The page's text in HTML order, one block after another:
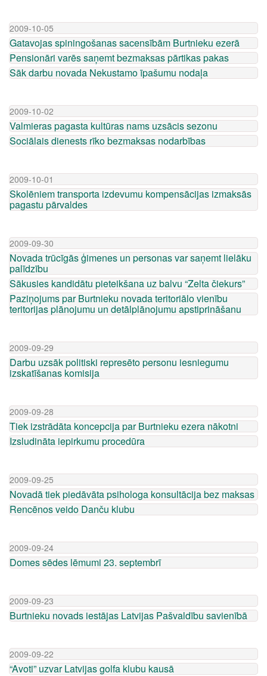
2009-10-05
Gatavojas spiningošanas sacensībām Burtnieku ezerā
Pensionāri varēs saņemt bezmaksas pārtikas pakas
Sāk darbu novada Nekustamo īpašumu nodaļa
2009-10-02
Valmieras pagasta kultūras nams uzsācis sezonu
Sociālais dienests rīko bezmaksas nodarbības
2009-10-01
Skolēniem transporta izdevumu kompensācijas izmaksās
pagastu pārvaldes
2009-09-30
Novada trūcīgās ģimenes un personas var saņemt lielāku
palīdzību
Sākusies kandidātu pieteikšana uz balvu “Zelta čiekurs”
Paziņojums par Burtnieku novada teritoriālo vienību
teritorijas plānojumu un detālplānojumu apstiprināšanu
2009-09-29
Darbu uzsāk politiski represēto personu iesniegumu
izskatīšanas komisija
2009-09-28
Tiek izstrādāta koncepcija par Burtnieku ezera nākotni
Izsludināta iepirkumu procedūra
2009-09-25
Novadā tiek piedāvāta psihologa konsultācija bez maksas
Rencēnos veido Danču klubu
2009-09-24
Domes sēdes lēmumi 23. septembrī
2009-09-23
Burtnieku novads iestājas Latvijas Pašvaldību savienībā
2009-09-22
“Avoti” uzvar Latvijas golfa klubu kausā